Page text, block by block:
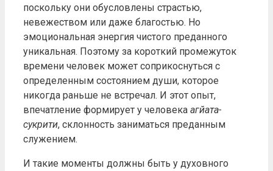
поскольку они обусловлены страстью,
невежеством или даже благостью. Но
эмоциональная энергия чистого преданного
уникальная. Поэтому за короткий промежуток
времени человек может соприкоснуться с
определенным состоянием души, которое
никогда раньше не встречал. И этот опыт,
впечатление формирует у человека агйата-
сукрити, склонность заниматься преданным
служением.
И такие моменты должны быть у духовного